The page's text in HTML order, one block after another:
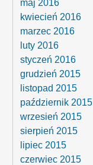
maj 2016
kwiecień 2016
marzec 2016
luty 2016
styczeń 2016
grudzień 2015
listopad 2015
październik 2015
wrzesień 2015
sierpień 2015
lipiec 2015
czerwiec 2015